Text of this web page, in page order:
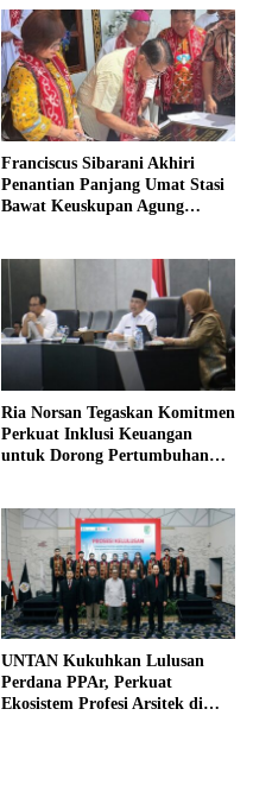
Franciscus Sibarani Akhiri
Penantian Panjang Umat Stasi
Bawat Keuskupan Agung
Ria Norsan Tegaskan Komitmen
Perkuat Inklusi Keuangan
untuk Dorong Pertumbuhan
UNTAN Kukuhkan Lulusan
Perdana PPAr, Perkuat
Ekosistem Profesi Arsitek di